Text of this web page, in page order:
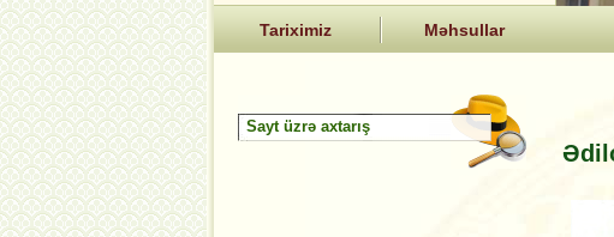
Tariximiz Məhsullar